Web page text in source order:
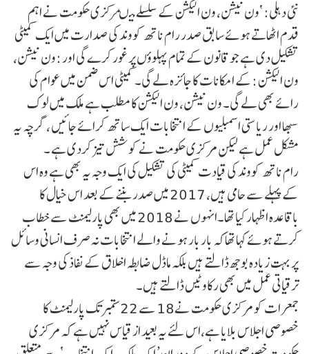
نئی دہلی: ‘ون نیشن، ون الیکشن کے سلسلے میںمرکزی حکومت نے اہم
قدم اٹھاتے ہوئے سابق صدر رام ناتھ کووند کی صدارت میں ایک کمیٹی
تشکیل دی ہے جو قانون کے تمام پہلوؤں پر غور کرے گی اور :ون نیشن،
ون الیکشن :کے امکانات کا جائزہ لے گی۔کمیٹی اس ضمن میں عوام کی
رائے بھی لے گی۔ ون نیشن، ون الیکشن کا مطلب ہے ملک میں لوک
سبھا اور ریاستی اسمبلیوں کے انتخابات ایک ساتھ کرائے جائیں ،گرچہ یہ
مشکل عمل ہے لیکن مرکزی حکومت نے کوشش تیز کردی ہے ۔
رام ناتھ کووند کی قیادت کمیٹی کی تشکیل کی ایک وجہ یہ بھی ہے وہ اس
کے پہلے سے حامی ہیں، 2017 میں صدر بننے کے بعد اس خیال کا
باقاعدہ اظہار کیا تھا۔انہوں نے 2018 میں بھی پارلیمنٹ سے خطاب
کرتے ہوئے کہا تھاکہ بار بار ہونے والے انتخابات نہ صرف انسانی وسائل
پر بہت زیادہ بوجھ ڈالتے ہیں بلکہ ماڈل ضابطہ اخلاق کے نفاذ کی وجہ سے
ترقیاتی عمل میں بھی رکاوٹیں ڈالتے ہیں۔
جمعرات کو مرکزی حکومت نے18 سے 22ستمبرتک پارلیمنٹ کا
خصوصی اجلاس بلایا ہے،اس لئے یہ بعید از قیاس نہیں ہے کہ مرکزی